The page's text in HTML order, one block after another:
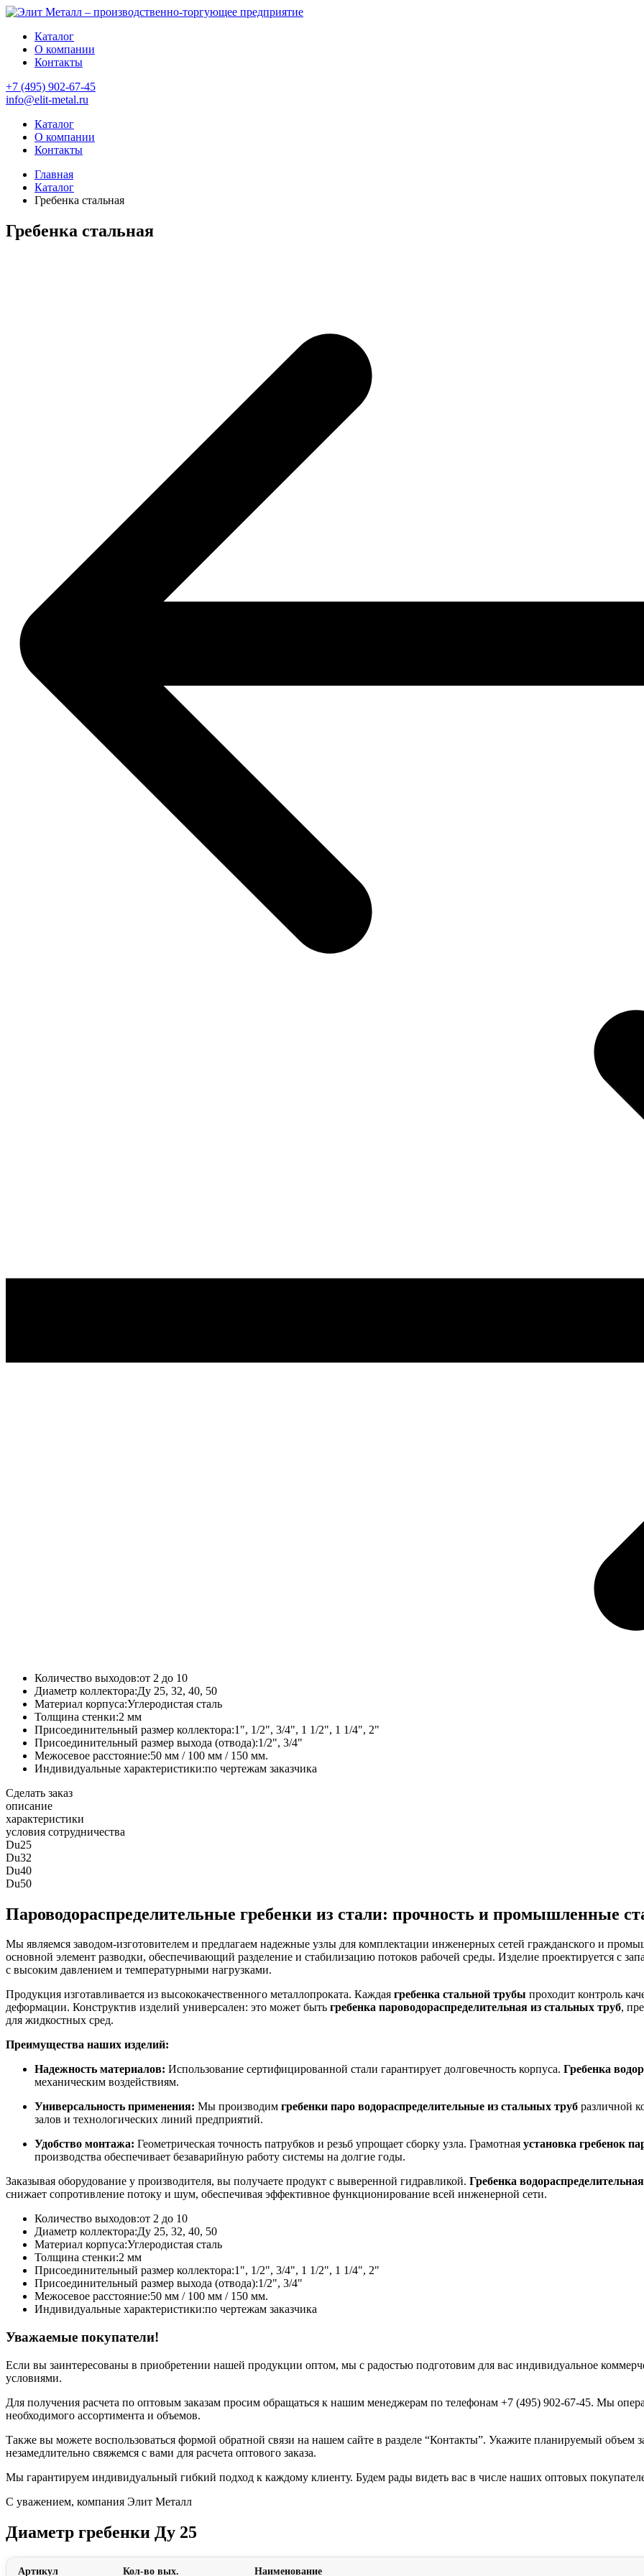
Каталог
О компании
Контакты
+7 (495) 902-67-45
info@elit-metal.ru
Каталог
О компании
Контакты
Главная
Каталог
Гребенка стальная
Гребенка стальная
Количество выходов:от 2 до 10
Диаметр коллектора:Ду 25, 32, 40, 50
Материал корпуса:Углеродистая сталь
Толщина стенки:2 мм
Присоединительный размер коллектора:1", 1/2", 3/4", 1 1/2", 1 1/4", 2"
Присоединительный размер выхода (отвода):1/2", 3/4"
Межосевое расстояние:50 мм / 100 мм / 150 мм.
Индивидуальные характеристики:по чертежам заказчика
Сделать заказ
описание
характеристики
условия сотрудничества
Du25
Du32
Du40
Du50
Пароводораспределительные гребенки из стали: прочность и промышленные
Мы являемся заводом-изготовителем и предлагаем надежные узлы для комплектации инженерных сетей гражданского и
основной элемент разводки, обеспечивающий разделение и стабилизацию потоков рабочей среды. Изделие проектируется с
с высоким давлением и температурными нагрузками.
Продукция изготавливается из высококачественного металлопроката. Каждая гребенка стальной трубы проходит контроль
деформации. Конструктив изделий универсален: это может быть гребенка пароводораспределительная из стальных труб,
для жидкостных сред.
Преимущества наших изделий:
Надежность материалов: Использование сертифицированной стали гарантирует долговечность корпуса. Гребенка
механическим воздействиям.
Универсальность применения: Мы производим гребенки паро водораспределительные из стальных труб различной
залов и технологических линий предприятий.
Удобство монтажа: Геометрическая точность патрубков и резьб упрощает сборку узла. Грамотная установка гребенок
производства обеспечивает безаварийную работу системы на долгие годы.
Заказывая оборудование у производителя, вы получаете продукт с выверенной гидравликой. Гребенка
снижает сопротивление потоку и шум, обеспечивая эффективное функционирование всей инженерной сети.
Количество выходов:от 2 до 10
Диаметр коллектора:Ду 25, 32, 40, 50
Материал корпуса:Углеродистая сталь
Толщина стенки:2 мм
Присоединительный размер коллектора:1", 1/2", 3/4", 1 1/2", 1 1/4", 2"
Присоединительный размер выхода (отвода):1/2", 3/4"
Межосевое расстояние:50 мм / 100 мм / 150 мм.
Индивидуальные характеристики:по чертежам заказчика
Уважаемые покупатели!
Если вы заинтересованы в приобретении нашей продукции оптом, мы с радостью подготовим для вас индивидуальное
условиями.
Для получения расчета по оптовым заказам просим обращаться к нашим менеджерам по телефонам +7 (495) 902-67-45. Мы
необходимого ассортимента и объемов.
Также вы можете воспользоваться формой обратной связи на нашем сайте в разделе “Контакты”. Укажите планируемый
незамедлительно свяжемся с вами для расчета оптового заказа.
Мы гарантируем индивидуальный гибкий подход к каждому клиенту. Будем рады видеть вас в числе наших оптовых
С уважением, компания Элит Металл
Диаметр гребенки Ду 25
Артикул Кол-во вых. Наименование